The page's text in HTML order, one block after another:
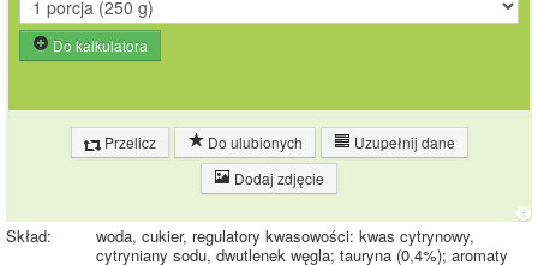
Do kalkulatora
Przelicz Do ulubionych
Uzupełnij dane
Dodaj zdjęcie
Skład:
woda, cukier, regulatory kwasowości: kwas cytrynowy,
cytryniany sodu, dwutlenek węgla; tauryna (0,4%); aromaty